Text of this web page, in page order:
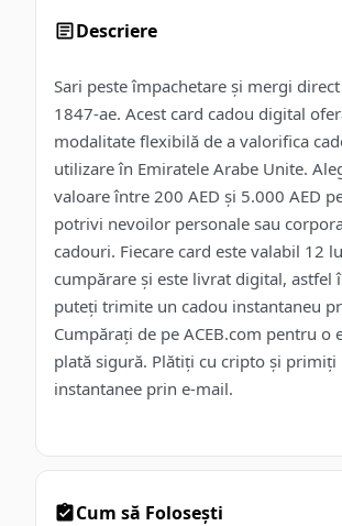
Descriere
Sari peste împachetare și mergi
1847-ae. Acest card cadou digital
modalitate flexibilă de a valorifica
utilizare în Emiratele Arabe Unite.
valoare între 200 AED și 5.000 AED
potrivi nevoilor personale sau
cadouri. Fiecare card este valabil 12
cumpărare și este livrat digital, astfel
puteți trimite un cadou instantaneu
Cumpărați de pe ACEB.com pentru o
plată sigură. Plătiți cu cripto și primiți
instantanee prin e-mail.
Cum să Folosești